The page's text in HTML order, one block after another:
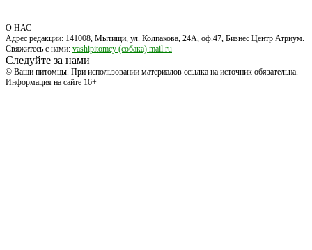
О НАС
Адрес редакции: 141008, Мытищи, ул. Колпакова, 24А, оф.47, Бизнес Центр Атриум.
Свяжитесь с нами: vashipitomcy (собака) mail.ru
Следуйте за нами
© Ваши питомцы. При использовании материалов ссылка на источник обязательна.
Информация на сайте 16+